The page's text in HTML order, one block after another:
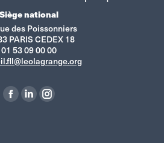
Siège national
des Poissonniers
PARIS CEDEX 18
01 53 09 00 00
La
La
La